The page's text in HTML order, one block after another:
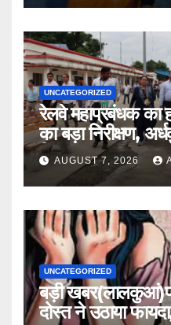
UNCATEGORIZED
रेलवे महाप्रबंधक का
का बड़ा निरीक्षण,
लिया जायजा
AUGUST 7, 2026
UNCATEGORIZED
बड़ी
दोस्त ने उठाया